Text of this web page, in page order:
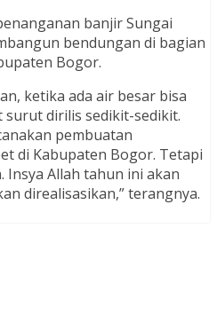
banjir Sungai
bendungan di bagian
Bogor.
ketika ada air besar bisa
surut dirilis sedikit-sedikit.
pembuatan
di Kabupaten Bogor. Tetapi
Allah tahun ini akan
direalisasikan,” terangnya.